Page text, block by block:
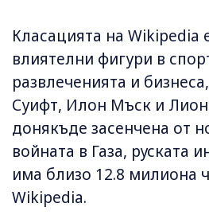
Класацията на Wikipedia
влиятелни фигури в
развлеченията и
Суифт, Илон Мъск и
донякъде засенчена от
войната в Газа, руската
има близо 12.8 милиона
Wikipedia.